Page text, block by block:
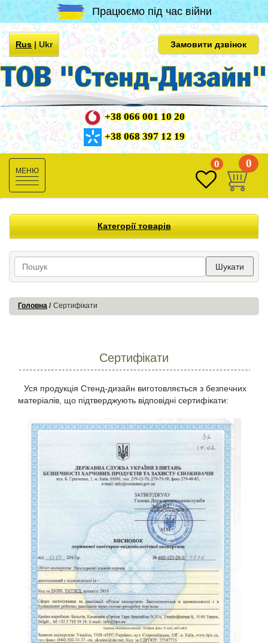
Працюємо під час війни
Rus|Ukr Замовити дзвінок
+38 066 001 10 20
+38 068 397 12 19
Toggle
navigation
0 0
Категорії товарів
Шукати
Головна Сертифікати
Сертифікати
Уся продукція Стенд-дизайн виготовляється з безпечних
матеріалів, що підтверджують відповідні сертифікати: